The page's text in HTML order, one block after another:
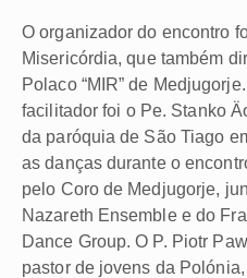
O organizador do encontro
Misericórdia, que também
Polaco “MIR” de
facilitador foi o Pe. Stanko
da paróquia de São Tiago
as danças durante o
pelo Coro de Medjugorje,
Nazareth Ensemble e do
Dance Group. O P. Piotr
pastor de jovens da